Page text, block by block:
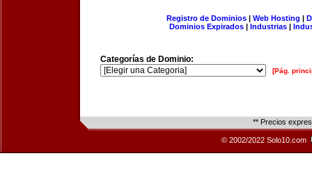
Registro de Dominios| Web Hosting |
Dominios Expirados | Industrias |
Categorías de Dominio:
[Pág.
** Precios
© 2002/2022 Solo10.com